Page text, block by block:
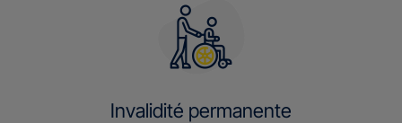
Invalidité permanente